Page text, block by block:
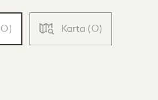
0) Karta (0)